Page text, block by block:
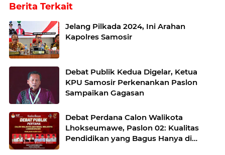
Berita Terkait
Jelang Pilkada 2024, Ini Arahan
Kapolres Samosir
Debat Publik Kedua Digelar, Ketua
KPU Samosir Perkenankan Paslon
Sampaikan Gagasan
Debat Perdana Calon Walikota
Lhokseumawe, Paslon 02: Kualitas
Pendidikan yang Bagus Hanya di